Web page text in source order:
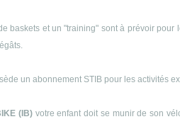
baskets et un "training" sont à prévoir pour
un abonnement STIB pour les activités
(IB)votre enfant doit se munir de son